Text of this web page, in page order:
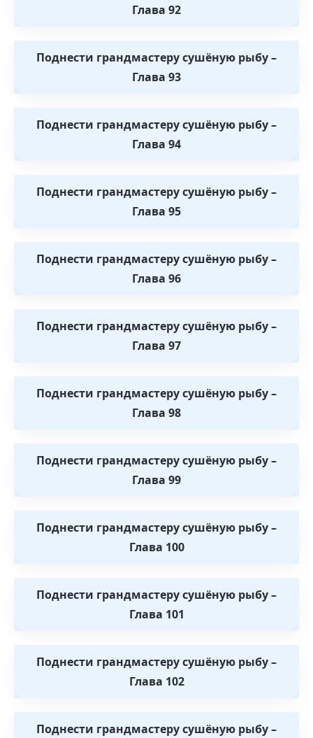
Глава 92
Поднести грандмастеру сушёную рыбу –
Глава 93
Поднести грандмастеру сушёную рыбу –
Глава 94
Поднести грандмастеру сушёную рыбу –
Глава 95
Поднести грандмастеру сушёную рыбу –
Глава 96
Поднести грандмастеру сушёную рыбу –
Глава 97
Поднести грандмастеру сушёную рыбу –
Глава 98
Поднести грандмастеру сушёную рыбу –
Глава 99
Поднести грандмастеру сушёную рыбу –
Глава 100
Поднести грандмастеру сушёную рыбу –
Глава 101
Поднести грандмастеру сушёную рыбу –
Глава 102
Поднести грандмастеру сушёную рыбу –